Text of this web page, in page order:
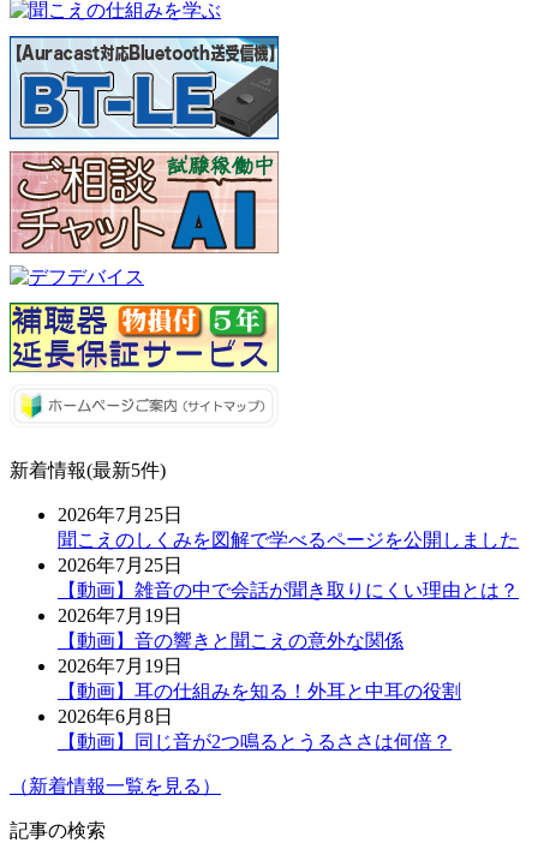
新着情報(最新5件)
2026年7月25日
聞こえのしくみを図解で学べるページを公開しました
2026年7月25日
【動画】雑音の中で会話が聞き取りにくい理由とは？
2026年7月19日
【動画】音の響きと聞こえの意外な関係
2026年7月19日
【動画】耳の仕組みを知る！外耳と中耳の役割
2026年6月8日
【動画】同じ音が2つ鳴るとうるささは何倍？
（新着情報一覧を見る）
記事の検索